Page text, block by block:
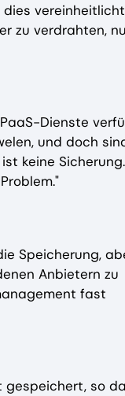
dies
zu verdrahten,
Dienste
und doch
keine Sicherung.
Speicherung,
Anbietern zu
fast
gespeichert, so